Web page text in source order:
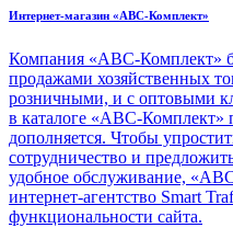
Интернет-магазин «ABC-Комплект»
Компания «ABC-Комплект»
продажами хозяйственных
розничными, и с оптовыми
в каталоге «ABC-Комплект»
дополняется. Чтобы
сотрудничество и
удобное обслуживание,
интернет-агентство Smart
функциональности сайта.